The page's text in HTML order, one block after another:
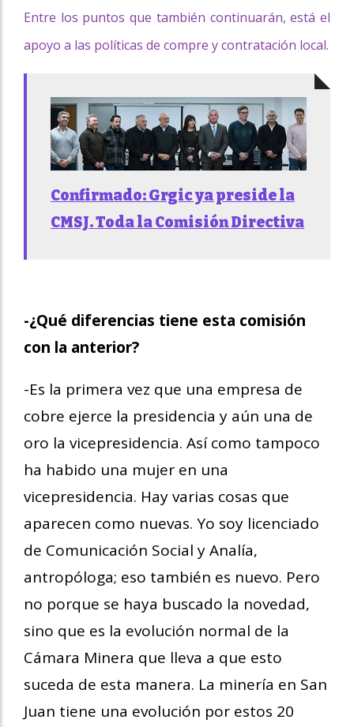
Entre los puntos que también continuarán, está el
apoyo a las políticas de compre y contratación local.
Confirmado: Grgic ya preside la
CMSJ. Toda la Comisión Directiva
-¿Qué diferencias tiene esta comisión
con la anterior?
-Es la primera vez que una empresa de
cobre ejerce la presidencia y aún una de
oro la vicepresidencia. Así como tampoco
ha habido una mujer en una
vicepresidencia. Hay varias cosas que
aparecen como nuevas. Yo soy licenciado
de Comunicación Social y Analía,
antropóloga; eso también es nuevo. Pero
no porque se haya buscado la novedad,
sino que es la evolución normal de la
Cámara Minera que lleva a que esto
suceda de esta manera. La minería en San
Juan tiene una evolución por estos 20